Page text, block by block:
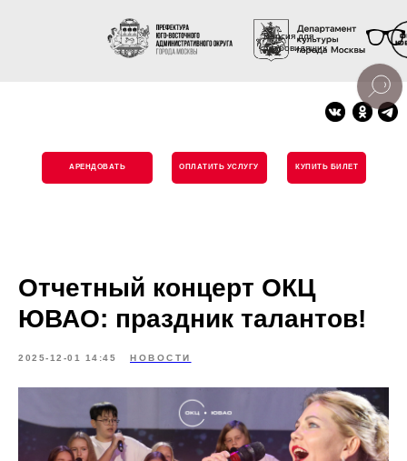
Версия для
слабовидящих
КУПИТЬ БИЛЕТ
АРЕНДОВАТЬ ОПЛАТИТЬ УСЛУГУ
Отчетный концерт ОКЦ
ЮВАО: праздник талантов!
2025-12-01 14:45 НОВОСТИ